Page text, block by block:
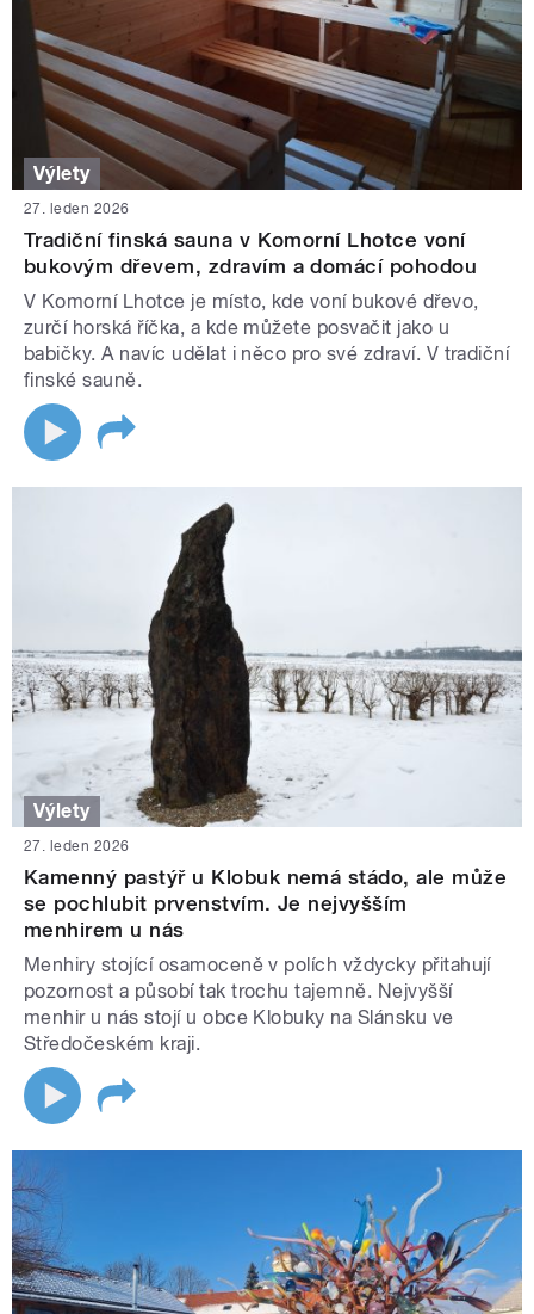
Výlety
27. leden 2026
Tradiční finská sauna v Komorní Lhotce voní
bukovým dřevem, zdravím a domácí pohodou
V Komorní Lhotce je místo, kde voní bukové dřevo,
zurčí horská říčka, a kde můžete posvačit jako u
babičky. A navíc udělat i něco pro své zdraví. V tradiční
finské sauně.
Výlety
27. leden 2026
Kamenný pastýř u Klobuk nemá stádo, ale může
se pochlubit prvenstvím. Je nejvyšším
menhirem u nás
Menhiry stojící osamoceně v polích vždycky přitahují
pozornost a působí tak trochu tajemně. Nejvyšší
menhir u nás stojí u obce Klobuky na Slánsku ve
Středočeském kraji.